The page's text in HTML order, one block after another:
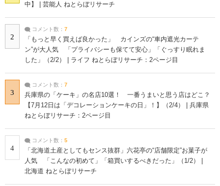
中】 | 芸能人 ねとらぼリサーチ
2
コメント数： 7
「もっと早く買えば良かった」 カインズの“車内遮光カーテ
ン”が大人気 「プライバシーも保てて安心」「ぐっすり眠れま
した」（2/2） | ライフ ねとらぼリサーチ：2ページ目
3
コメント数： 7
兵庫県の「ケーキ」の名店10選！ 一番うまいと思う店はどこ？
【7月12日は「デコレーションケーキの日」！】（2/4） | 兵庫県
ねとらぼリサーチ：2ページ目
4
コメント数： 5
「北海道土産としてもセンス抜群」六花亭の“店舗限定”お菓子が
人気 「こんなの初めて」「箱買いするべきだった」（1/2） |
北海道 ねとらぼリサーチ